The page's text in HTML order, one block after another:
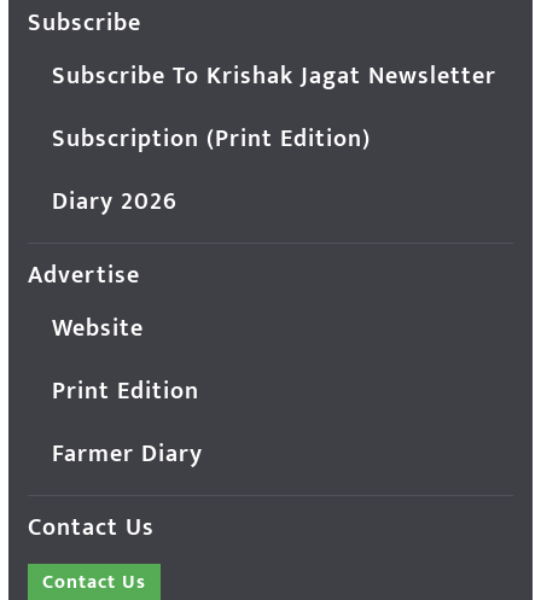
Subscribe
Subscribe To Krishak Jagat Newsletter
Subscription (Print Edition)
Diary 2026
Advertise
Website
Print Edition
Farmer Diary
Contact Us
Contact Us